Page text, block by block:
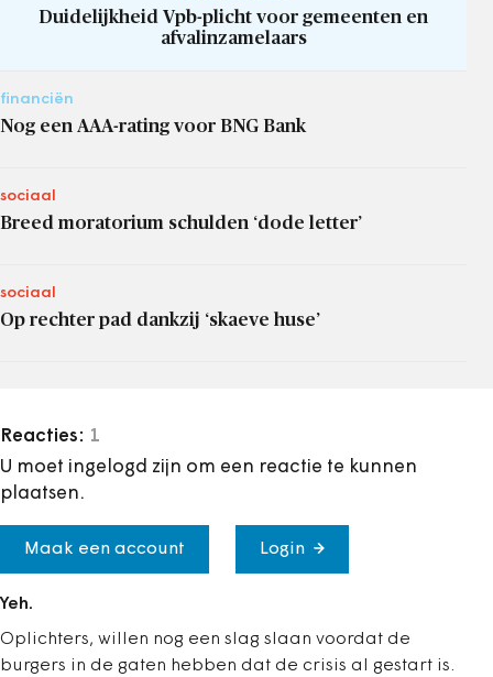
Duidelijkheid Vpb-plicht voor gemeenten en
afvalinzamelaars
financiën
Nog een AAA-rating voor BNG Bank
sociaal
Breed moratorium schulden ‘dode letter’
sociaal
Op rechter pad dankzij ‘skaeve huse’
Reacties: 1
U moet ingelogd zijn om een reactie te kunnen
plaatsen.
Maak een account Login
Yeh.
Oplichters, willen nog een slag slaan voordat de
burgers in de gaten hebben dat de crisis al gestart is.